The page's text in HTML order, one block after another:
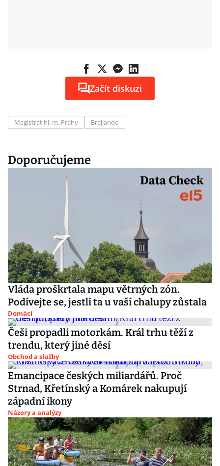
Začít diskuzi
Magistrát hl. m. Prahy Brejlando
Doporučujeme
Vláda proškrtala mapu větrných zón.
Podívejte se, jestli ta u vaší chalupy zůstala
Domácí
Češi propadli motorkám. Král trhu těží z
trendu, který jiné děsí
Obchod a služby
Emancipace českých miliardářů. Proč
Strnad, Křetínský a Komárek nakupují
západní ikony
Názory a analýzy